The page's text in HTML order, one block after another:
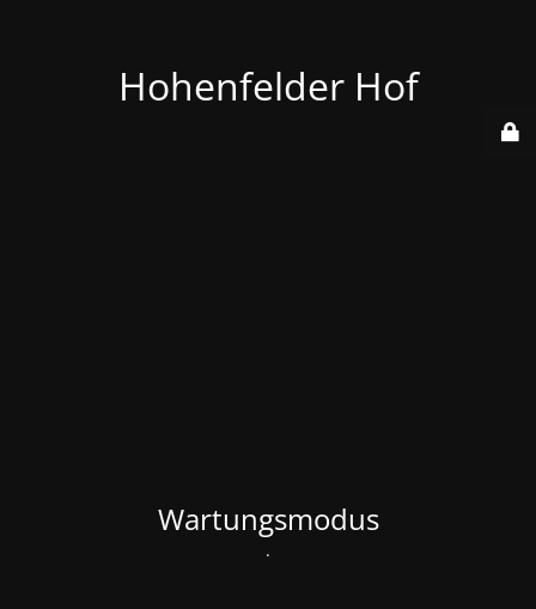
Hohenfelder Hof
Wartungsmodus
.